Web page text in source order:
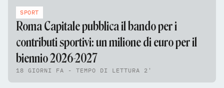
SPORT
Roma Capitale pubblica il bando per i
contributi sportivi: un milione di euro per il
biennio 2026-2027
18 GIORNI FA - TEMPO DI LETTURA 2'